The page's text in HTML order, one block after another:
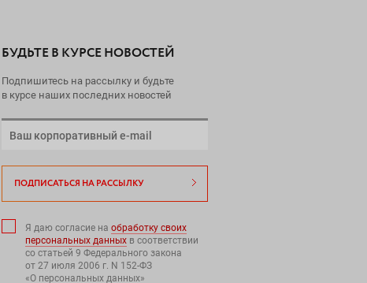
БУДЬТЕ В КУРСЕ НОВОСТЕЙ
Подпишитесь на рассылку и будьте
в курсе наших последних новостей
ПОДПИСАТЬСЯ НА РАССЫЛКУ
Я даю согласие на обработку своих
персональных данных в соответствии
со статьей 9 Федерального закона
от 27 июля 2006 г. N 152-ФЗ
«О персональных данных»